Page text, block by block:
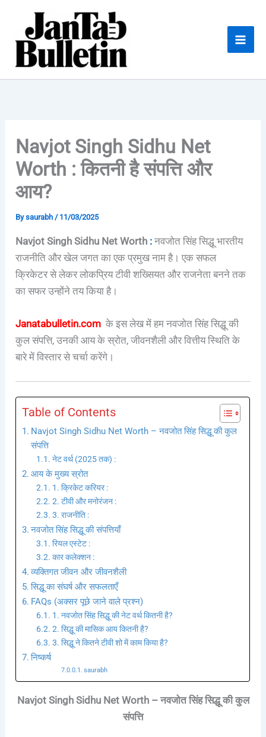
content
Navjot Singh Sidhu Net
Worth : कितनी है संपत्ति और
आय?
Bysaurabh / 11/03/2025
Navjot Singh Sidhu Net Worth : नवजोत सिंह सिद्धू भारतीय
राजनीति और खेल जगत का एक प्रमुख नाम है। एक सफल
क्रिकेटर से लेकर लोकप्रिय टीवी शख्सियत और राजनेता बनने तक
का सफर उन्होंने तय किया है।
Janatabulletin.com के इस लेख में हम नवजोत सिंह सिद्धू की
कुल संपत्ति, उनकी आय के स्रोत, जीवनशैली और वित्तीय स्थिति के
बारे में विस्तार से चर्चा करेंगे।
Table of Contents
Navjot Singh Sidhu Net Worth – नवजोत सिंह सिद्धू की कुल
संपत्ति
नेट वर्थ (2025 तक) :
आय के मुख्य स्रोत
1. क्रिकेट करियर :
2. टीवी और मनोरंजन :
3. राजनीति :
नवजोत सिंह सिद्धू की संपत्तियाँ
रियल एस्टेट :
कार कलेक्शन :
व्यक्तिगत जीवन और जीवनशैली
सिद्धू का संघर्ष और सफलताएँ
FAQs (अक्सर पूछे जाने वाले प्रश्न)
1. नवजोत सिंह सिद्धू की नेट वर्थ कितनी है?
2. सिद्धू की मासिक आय कितनी है?
3. सिद्धू ने कितने टीवी शो में काम किया है?
निष्कर्ष
saurabh
Navjot Singh Sidhu Net Worth – नवजोत सिंह सिद्धू की कुल
संपत्ति